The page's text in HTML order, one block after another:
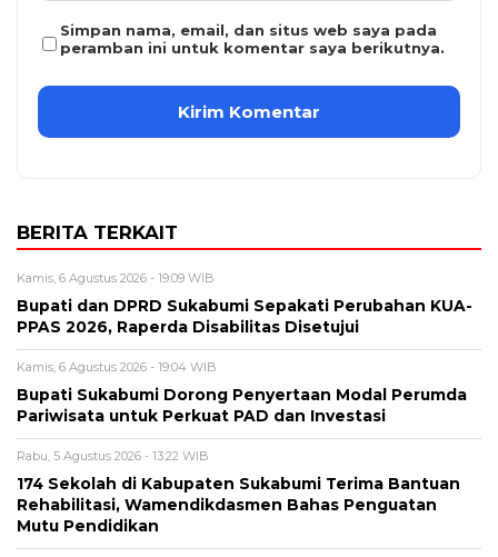
Simpan nama, email, dan situs web saya pada
peramban ini untuk komentar saya berikutnya.
BERITA TERKAIT
Kamis, 6 Agustus 2026 - 19:09 WIB
Bupati dan DPRD Sukabumi Sepakati Perubahan KUA-
PPAS 2026, Raperda Disabilitas Disetujui
Kamis, 6 Agustus 2026 - 19:04 WIB
Bupati Sukabumi Dorong Penyertaan Modal Perumda
Pariwisata untuk Perkuat PAD dan Investasi
Rabu, 5 Agustus 2026 - 13:22 WIB
174 Sekolah di Kabupaten Sukabumi Terima Bantuan
Rehabilitasi, Wamendikdasmen Bahas Penguatan
Mutu Pendidikan